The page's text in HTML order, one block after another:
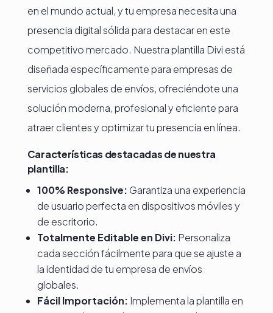
en el mundo actual, y tu empresa necesita una
presencia digital sólida para destacar en este
competitivo mercado. Nuestra plantilla Divi está
diseñada específicamente para empresas de
servicios globales de envíos, ofreciéndote una
solución moderna, profesional y eficiente para
atraer clientes y optimizar tu presencia en línea.
Características destacadas de nuestra
plantilla:
100% Responsive: Garantiza una experiencia
de usuario perfecta en dispositivos móviles y
de escritorio.
Totalmente Editable en Divi: Personaliza
cada sección fácilmente para que se ajuste a
la identidad de tu empresa de envíos
globales.
Fácil Importación: Implementa la plantilla en